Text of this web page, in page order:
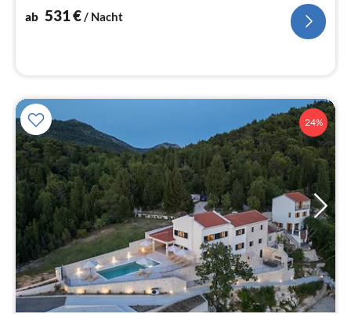
ab 531€/ Nacht
24%